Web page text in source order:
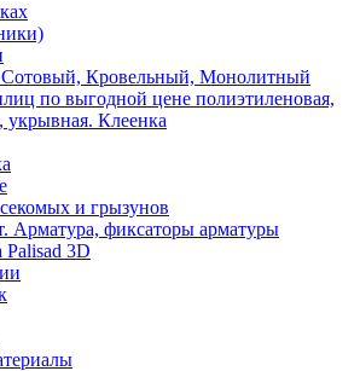
Сотовый, Кровельный, Монолитный
по выгодной цене полиэтиленовая,
укрывная. Клеенка
и грызунов
Арматура, фиксаторы арматуры
Palisad 3D